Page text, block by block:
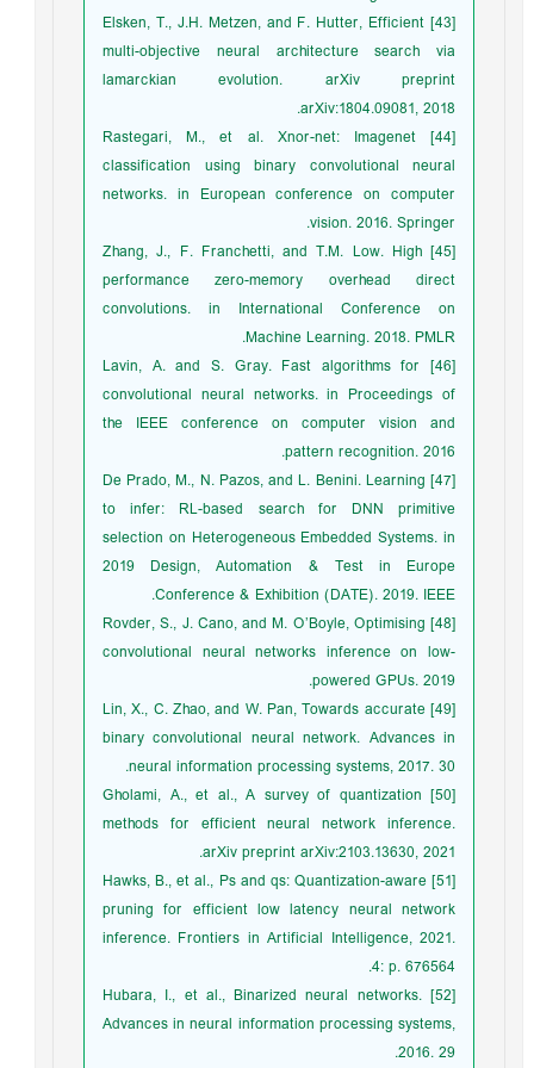
[43] Elsken, T., J.H. Metzen, and F. Hutter, Efficient
multi-objective neural architecture search via
lamarckian evolution. arXiv preprint
arXiv:1804.09081, 2018.
[44] Rastegari, M., et al. Xnor-net: Imagenet
classification using binary convolutional neural
networks. in European conference on computer
vision. 2016. Springer.
[45] Zhang, J., F. Franchetti, and T.M. Low. High
performance zero-memory overhead direct
convolutions. in International Conference on
Machine Learning. 2018. PMLR.
[46] Lavin, A. and S. Gray. Fast algorithms for
convolutional neural networks. in Proceedings of
the IEEE conference on computer vision and
pattern recognition. 2016.
[47] De Prado, M., N. Pazos, and L. Benini. Learning
to infer: RL-based search for DNN primitive
selection on Heterogeneous Embedded Systems. in
2019 Design, Automation & Test in Europe
Conference & Exhibition (DATE). 2019. IEEE.
[48] Rovder, S., J. Cano, and M. O’Boyle, Optimising
convolutional neural networks inference on low-
powered GPUs. 2019.
[49] Lin, X., C. Zhao, and W. Pan, Towards accurate
binary convolutional neural network. Advances in
neural information processing systems, 2017. 30.
[50] Gholami, A., et al., A survey of quantization
methods for efficient neural network inference.
arXiv preprint arXiv:2103.13630, 2021.
[51] Hawks, B., et al., Ps and qs: Quantization-aware
pruning for efficient low latency neural network
inference. Frontiers in Artificial Intelligence, 2021.
4: p. 676564.
[52] Hubara, I., et al., Binarized neural networks.
Advances in neural information processing systems,
2016. 29.